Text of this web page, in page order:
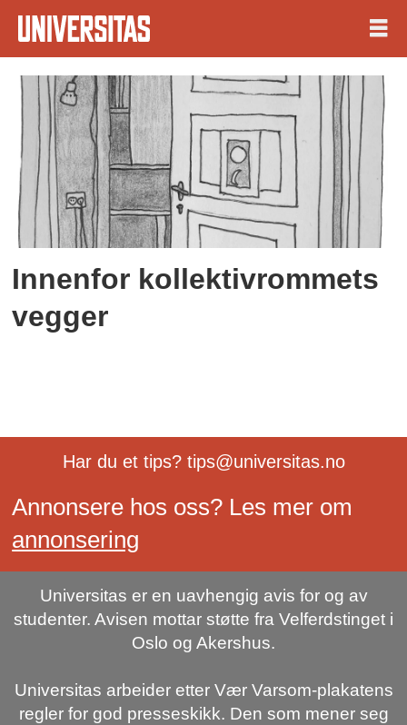
Tag:
rommet
mitt
Innenfor kollektivrommets
vegger
Har du et tips? tips@universitas.no
Annonsere hos oss? Les mer om
annonsering
Universitas er en uavhengig avis for og av
studenter. Avisen mottar støtte fra Velferdstinget i
Oslo og Akershus.
Universitas arbeider etter Vær Varsom-plakatens
regler for god presseskikk. Den som mener seg